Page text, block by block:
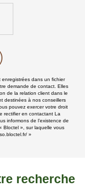
enregistrées dans un fichier
demande de contact. Elles
de la relation client dans le
destinées à nos conseillers
pouvez exercer votre droit
rectifier en contactant La
informons de l’existence de
Bloctel », sur laquelle vous
»
recherche